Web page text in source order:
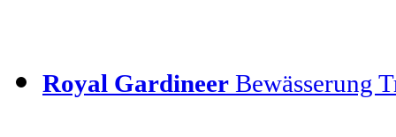
Royal Gardineer Bewässerung